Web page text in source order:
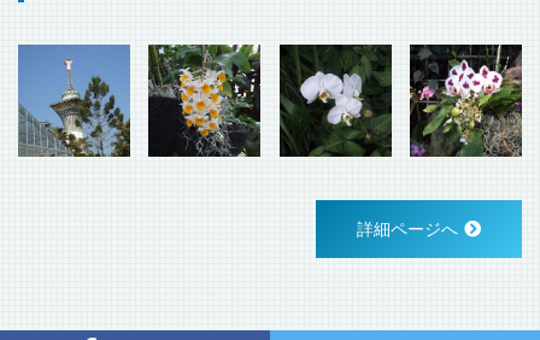
詳細ページへ